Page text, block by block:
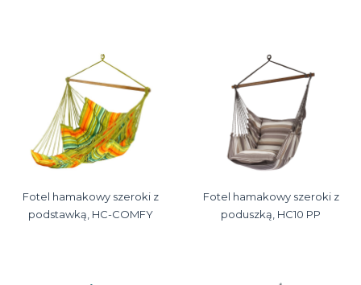
Fotel hamakowy szeroki z
podstawką, HC-COMFY
Fotel hamakowy szeroki z
poduszką, HC10 PP